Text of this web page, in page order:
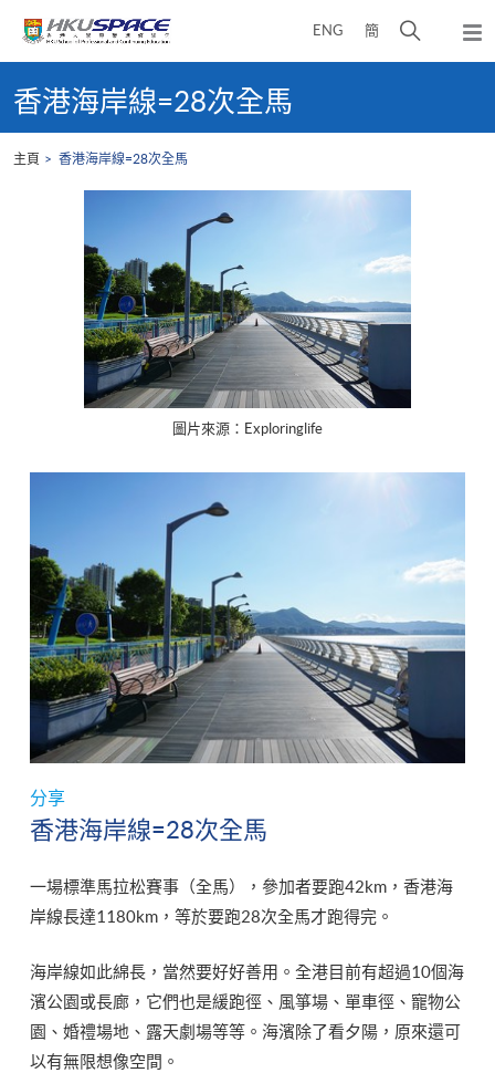
ENG 簡
開
彈
出
單
content
start香港海岸線=28次全馬
主頁 香港海岸線=28次全馬
分享
香港海岸線=28次全馬
一場標準馬拉松賽事（全馬），參加者要跑42km，香港海
岸線長達1180km，等於要跑28次全馬才跑得完。
海岸線如此綿長，當然要好好善用。全港目前有超過10個海
濱公園或長廊，它們也是緩跑徑、風箏場、單車徑、寵物公
園、婚禮場地、露天劇場等等。海濱除了看夕陽，原來還可
以有無限想像空間。
圖片來源：Exploringlife